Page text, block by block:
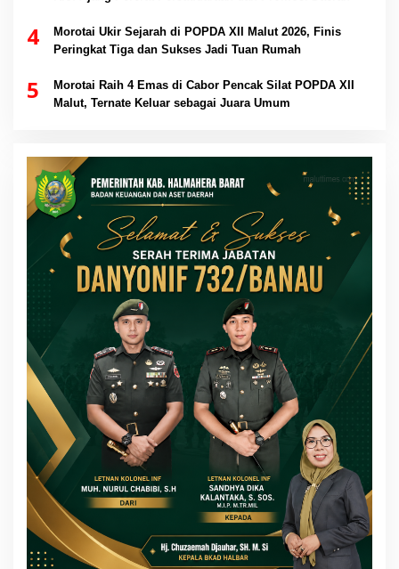
4
Morotai Ukir Sejarah di POPDA XII Malut 2026, Finis
Peringkat Tiga dan Sukses Jadi Tuan Rumah
5
Morotai Raih 4 Emas di Cabor Pencak Silat POPDA XII
Malut, Ternate Keluar sebagai Juara Umum